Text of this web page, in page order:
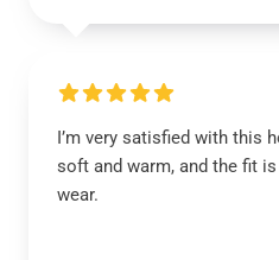
I’m very satisfied with this
soft and warm, and the fit
wear.